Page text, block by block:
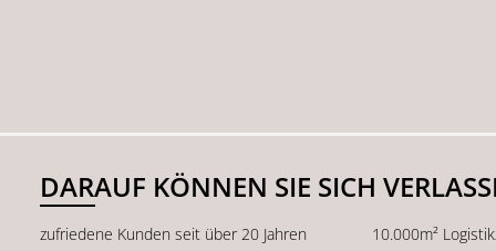
DARAUF KÖNNEN SIE SICH
zufriedene Kunden seit über 20 Jahren
10.000m²